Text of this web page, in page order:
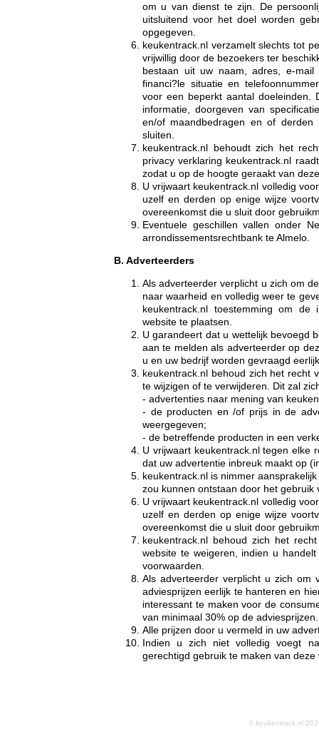
om u van dienst te zijn. De
uitsluitend voor het doel worden
opgegeven.
keukentrack.nl verzamelt slechts tot
vrijwillig door de bezoekers ter
bestaan uit uw naam, adres, e-mail
financi?le situatie en
voor een beperkt aantal doeleinden.
informatie, doorgeven van
en/of maandbedragen en of
sluiten.
keukentrack.nl behoudt zich het
privacy verklaring keukentrack.nl
zodat u op de hoogte geraakt van
U vrijwaart keukentrack.nl volledig
uzelf en derden op enige wijze
overeenkomst die u sluit door
Eventuele geschillen vallen onder
arrondissementsrechtbank te Almelo.
B. Adverteerders
Als adverteerder verplicht u zich om
naar waarheid en volledig weer te
keukentrack.nl toestemming om
website te plaatsen.
U garandeert dat u wettelijk bevoegd
aan te melden als adverteerder op
u en uw bedrijf worden gevraagd
keukentrack.nl behoud zich het recht
te wijzigen of te verwijderen. Dit zal
- advertenties naar mening van
- de producten en /of prijs in de
weergegeven;
- de betreffende producten in een
U vrijwaart keukentrack.nl tegen
dat uw advertentie inbreuk maakt op
keukentrack.nl is nimmer
zou kunnen ontstaan door het gebruik
U vrijwaart keukentrack.nl volledig
uzelf en derden op enige wijze
overeenkomst die u sluit door
keukentrack.nl behoud zich het
website te weigeren, indien u
voorwaarden.
Als adverteerder verplicht u zich om
adviesprijzen eerlijk te hanteren en
interessant te maken voor de
van minimaal 30% op de adviesprijzen.
Alle prijzen door u vermeld in uw
Indien u zich niet volledig voegt
gerechtigd gebruik te maken van deze
© keukentrack.nl